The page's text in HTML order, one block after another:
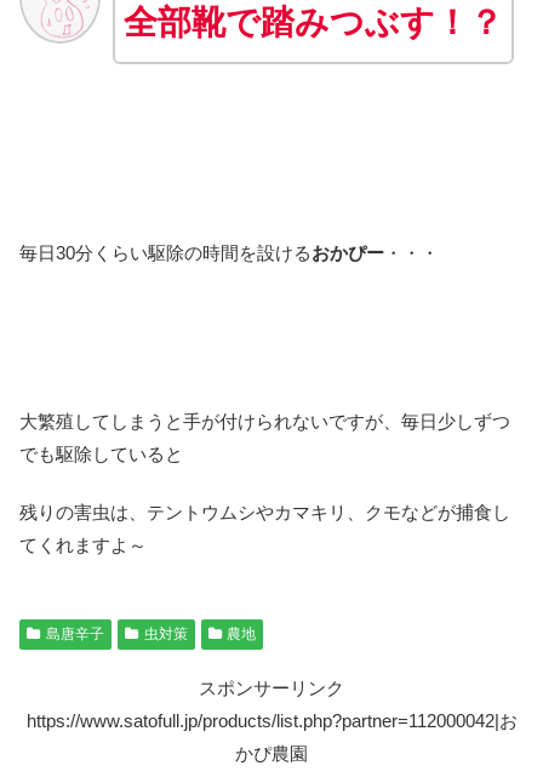
全部靴で踏みつぶす！？
毎日30分くらい駆除の時間を設けるおかぴー ・・・
大繁殖してしまうと手が付けられないですが、毎日少しずつ
でも駆除していると
残りの害虫は、テントウムシやカマキリ、クモなどが捕食し
てくれますよ～
島唐辛子 虫対策 農地
スポンサーリンク
https://www.satofull.jp/products/list.php?partner=112000042|お
かぴ農園